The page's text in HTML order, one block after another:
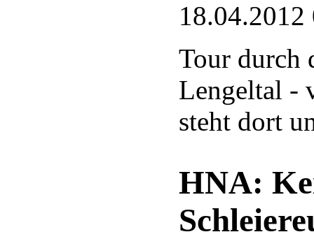
18.04.2012
Tour durch
Lengeltal -
steht dort
HNA: